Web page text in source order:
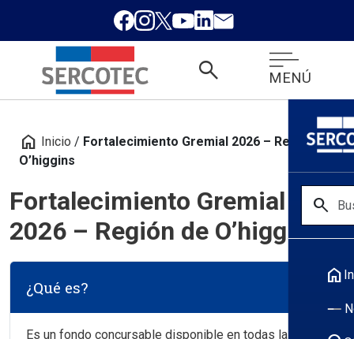
search MENÚ
search
home
home Inicio / Fortalecimiento Gremial 2026 – Región de
O’higgins
Fortalecimiento Gremial
2026 – Región de O’higgins
¿Qué es?
Es un fondo concursable disponible en todas las